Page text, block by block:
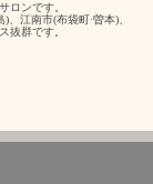
ロンです。
、江南市(布袋町·曽本)、
抜群です。